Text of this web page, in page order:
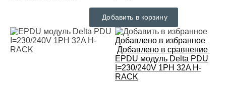
Добавить в корзину
Добавлено в избранное
Добавлено в сравнение
EPDU модуль Delta PDU
I=230/240V 1PH 32A H-
RACK